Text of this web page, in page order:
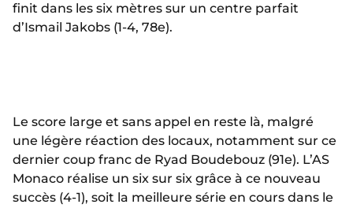
finit dans les six mètres sur un centre parfait
d’Ismail Jakobs (1-4, 78e).
Le score large et sans appel en reste là, malgré
une légère réaction des locaux, notamment sur ce
dernier coup franc de Ryad Boudebouz (91e). L’AS
Monaco réalise un six sur six grâce à ce nouveau
succès (4-1), soit la meilleure série en cours dans le